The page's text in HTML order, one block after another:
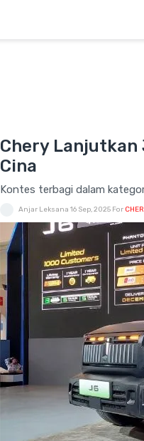
Chery Lanjutkan
Cina
Kontes terbagi dalam
Anjar Leksana 16 Sep, 2025 For